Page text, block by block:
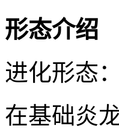
形态介绍
进化形态：
在基础炎